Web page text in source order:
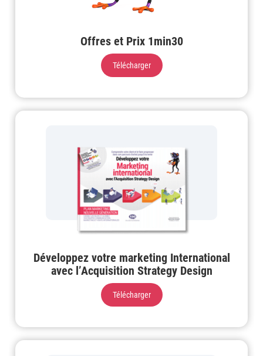
Offres et Prix 1min30
Télécharger
Développez votre marketing International
avec l’Acquisition Strategy Design
Télécharger